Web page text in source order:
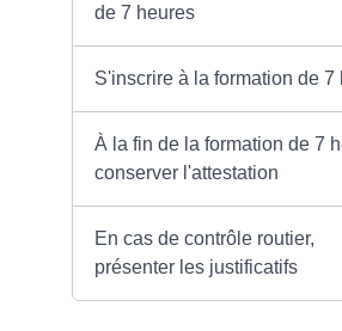
de 7 heures
S'inscrire à la formation de 7
À la fin de la formation de 7
conserver l'attestation
En cas de contrôle routier,
présenter les justificatifs